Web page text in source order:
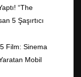
“The
5 Şaşırtıcı
Film: Sinema
Mobil